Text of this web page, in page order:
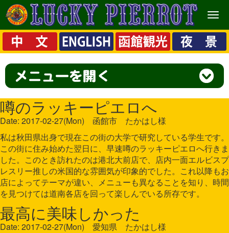
メ
ニ
ュ
ー
噂のラッキーピエロへ
Date: 2017-02-27(Mon) 函館市 たかはし様
私は秋田県出身で現在この街の大学で研究している学生です。
この街に住み始めた翌日に、早速噂のラッキーピエロへ行きま
した。このとき訪れたのは港北大前店で、店内一面エルビスプ
レスリー推しの米国的な雰囲気が印象的でした。これ以降もお
店によってテーマが違い、メニューも異なることを知り、時間
を見つけては道南各店を回って楽しんでいる所存です。
最高に美味しかった
Date: 2017-02-27(Mon) 愛知県 たかはし様